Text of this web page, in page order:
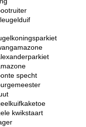
specht
kwikstaart